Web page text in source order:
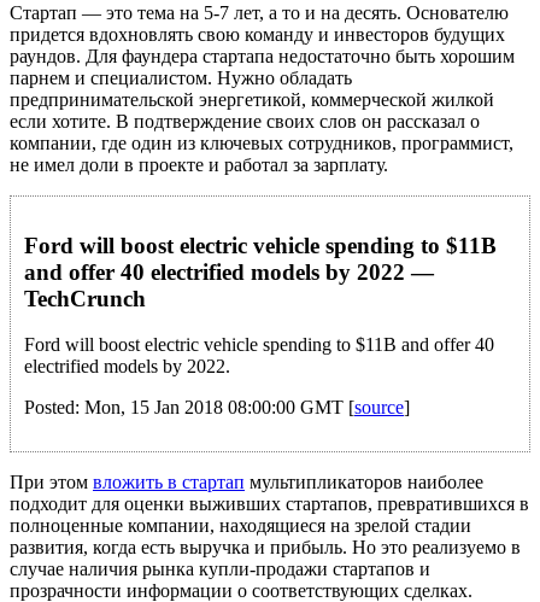
Стартап — это тема на 5-7 лет, а то и на десять. Основателю
придется вдохновлять свою команду и инвесторов будущих
раундов. Для фаундера стартапа недостаточно быть хорошим
парнем и специалистом. Нужно обладать
предпринимательской энергетикой, коммерческой жилкой
если хотите. В подтверждение своих слов он рассказал о
компании, где один из ключевых сотрудников, программист,
не имел доли в проекте и работал за зарплату.
Ford will boost electric vehicle spending to $11B
and offer 40 electrified models by 2022 —
TechCrunch
Ford will boost electric vehicle spending to $11B and offer 40
electrified models by 2022.
Posted: Mon, 15 Jan 2018 08:00:00 GMT [source]
При этом вложить в стартап мультипликаторов наиболее
подходит для оценки выживших стартапов, превратившихся в
полноценные компании, находящиеся на зрелой стадии
развития, когда есть выручка и прибыль. Но это реализуемо в
случае наличия рынка купли-продажи стартапов и
прозрачности информации о соответствующих сделках.